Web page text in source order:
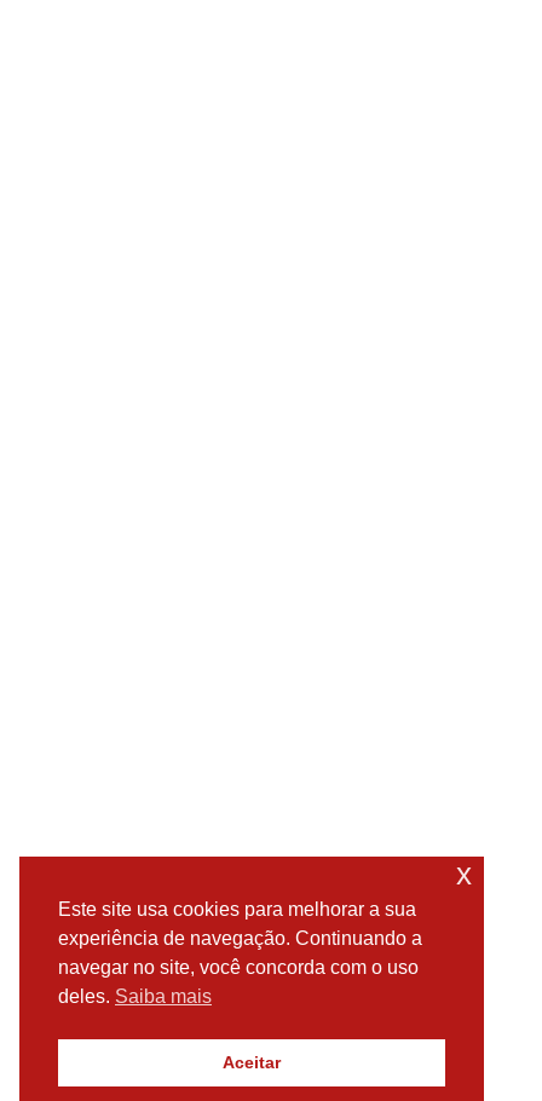
Este site usa cookies para melhorar a sua
experiência de navegação. Continuando a
navegar no site, você concorda com o uso
deles. Saiba mais
Aceitar
x